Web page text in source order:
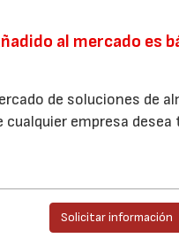
al mercado es
de soluciones de
empresa
Solicitar información